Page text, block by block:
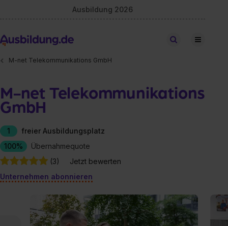
Ausbildung 2026
Stellen finden
M-net Telekommunikations GmbH
M-net Telekommunikations
GmbH
1
freier Ausbildungsplatz
100%
Übernahmequote
(3)
Jetzt bewerten
Unternehmen abonnieren